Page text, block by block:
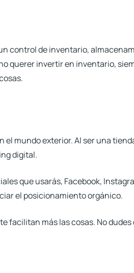
control de inventario,
querer invertir en inventario,
el mundo exterior. Al ser una
digital.
que usarás, Facebook,
el posicionamiento orgánico.
facilitan más las cosas. No dudes